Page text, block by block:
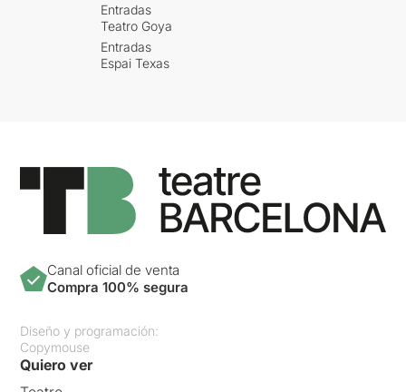
Entradas
Teatro Goya
Entradas
Espai Texas
Canal oficial de venta
Compra 100% segura
Diseño y programación:
Copymouse
Quiero ver